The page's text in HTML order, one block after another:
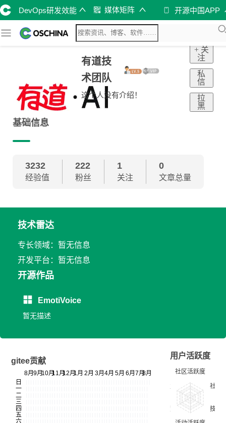
DevOps研发效能 媒体矩阵 开源中国APP
有道技
术团队
这个人没有介绍！
+ 关
注
私
信
拉
黑
基础信息
3232
经验值
222
粉丝
1
关注
0
文章总量
技术雷达
专长领域：暂无信息
开发平台：暂无信息
开源作品
EmotiVoice
暂无描述
gitee贡献
用户活跃度